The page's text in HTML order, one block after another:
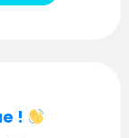
!